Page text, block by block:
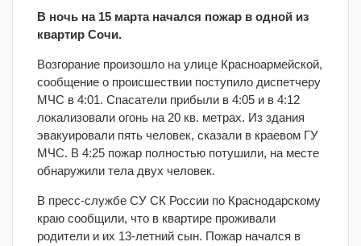
В ночь на 15 марта начался пожар в одной из
квартир Сочи.
Возгорание произошло на улице Красноармейской,
сообщение о происшествии поступило диспетчеру
МЧС в 4:01. Спасатели прибыли в 4:05 и в 4:12
локализовали огонь на 20 кв. метрах. Из здания
эвакуировали пять человек, сказали в краевом ГУ
МЧС. В 4:25 пожар полностью потушили, на месте
обнаружили тела двух человек.
В пресс-службе СУ СК России по Краснодарскому
краю сообщили, что в квартире проживали
родители и их 13-летний сын. Пожар начался в